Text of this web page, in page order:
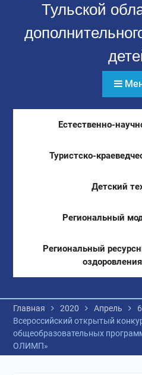
Тульской
Естественно-
Туристско-
Детский
Региональный
Региональный
Главная 2020 Апрель
6
Всероссийский открытый
общеобразовательных
ОЛИМП»